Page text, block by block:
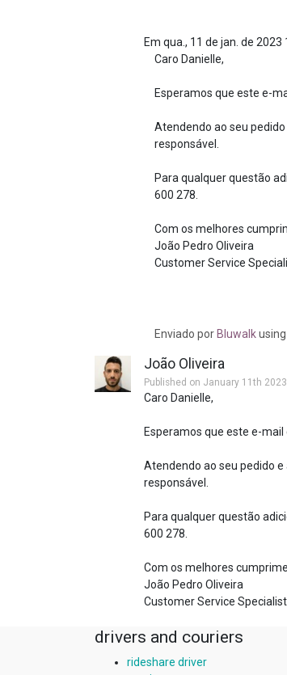
Em qua., 11 de jan. de
Caro Danielle,
Esperamos que este e-
Atendendo ao seu
responsável.
Para qualquer questão
600 278.
Com os melhores
João Pedro Oliveira
Customer Service
Enviadopor Bluwalk
João Oliveira
Published on January 11th
Caro Danielle,
Esperamos que este e-mail
Atendendo ao seu pedido
responsável.
Para qualquer questão
600 278.
Com os melhores
João Pedro Oliveira
Customer Service Specialist
drivers and couriers
rideshare driver